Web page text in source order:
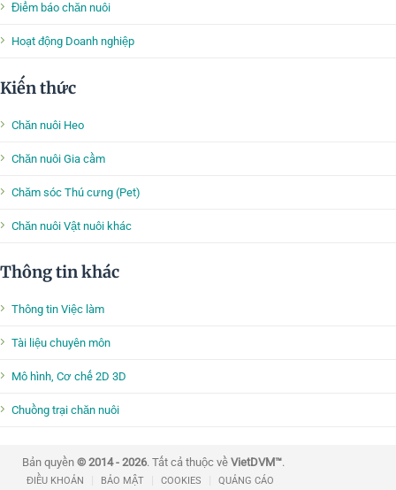
Điểm báo chăn nuôi
Hoạt động Doanh nghiệp
Kiến thức
Chăn nuôi Heo
Chăn nuôi Gia cầm
Chăm sóc Thú cưng (Pet)
Chăn nuôi Vật nuôi khác
Thông tin khác
Thông tin Việc làm
Tài liệu chuyên môn
Mô hình, Cơ chế 2D 3D
Chuồng trại chăn nuôi
Bản quyền © 2014 - 2026. Tất cả thuộc về VietDVM™.
ĐIỀU KHOẢN BẢO MẬT COOKIES QUẢNG CÁO